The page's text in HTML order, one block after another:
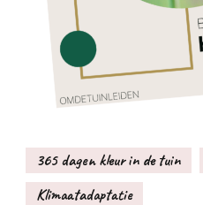
365 dagen kleur in de tuin
Klimaatadaptatie